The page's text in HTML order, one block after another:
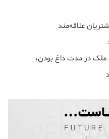
علاقه‌مند
ملک در مدت داغ بودن،